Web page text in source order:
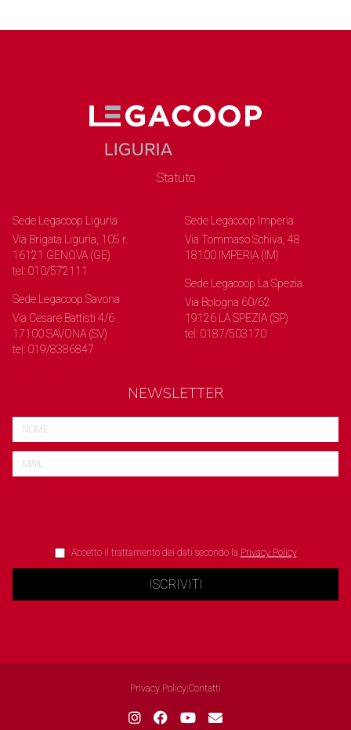
Statuto
Sede Legacoop Liguria
Via Brigata Liguria, 105 r.
16121 GENOVA (GE)
tel: 010/572111
Sede Legacoop Savona
Via Cesare Battisti 4/6
17100 SAVONA (SV)
tel: 019/8386847
Sede Legacoop Imperia
Via Tommaso Schiva, 48
18100 IMPERIA (IM)
Sede Legacoop La Spezia
Via Bologna 60/62
19126 LA SPEZIA (SP)
tel: 0187/503170
NEWSLETTER
Accetto il trattamento dei dati secondo la Privacy Policy
ISCRIVITI
Privacy Policy Contatti